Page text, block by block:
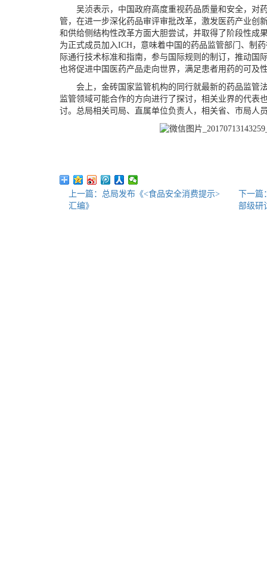
吴浈表示，中国政府高度重视药品质量和安全，对
管，在进一步深化药品审评审批改革，激发医药产业创
和供给侧结构性改革方面大胆尝试，并取得了阶段性成
为正式成员加入ICH，意味着中国的药品监管部门、制
际通行技术标准和指南，参与国际规则的制订，推动国
也将促进中国医药产品走向世界，满足患者用药的可及
会上，金砖国家监管机构的同行就最新的药品监管
监管领域可能合作的方向进行了探讨，相关业界的代表
讨。总局相关司局、直属单位负责人，相关省、市局人
上一篇：总局发布《<食品安全消费提示>
汇编》
下一篇
部级研